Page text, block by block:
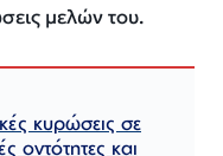
μελών του.
κυρώσεις σε
οντότητες και